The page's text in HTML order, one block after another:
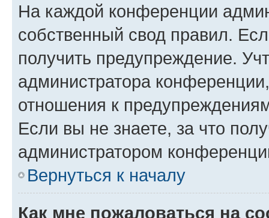
На каждой конференции
собственный свод правил.
получить предупреждение.
администратора
отношения к
Если вы не знаете, за что
администратором
Вернуться к началу
Как мне пожаловаться на